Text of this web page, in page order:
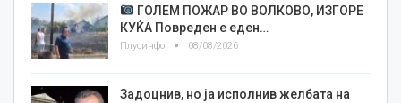
ГОЛЕМ ПОЖАР ВО ВОЛКОВО, ИЗГОРЕ
КУЌА Повреден е еден…
Плусинфо 08/08/2026
Задоцнив, но ја исполнив желбата на